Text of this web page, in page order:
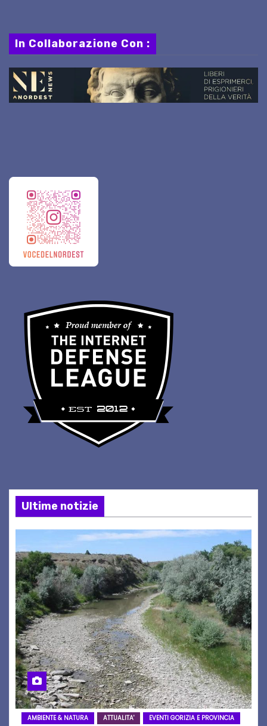
In Collaborazione Con :
Ultime notizie
AMBIENTE & NATURA ATTUALITA' EVENTI GORIZIA E PROVINCIA